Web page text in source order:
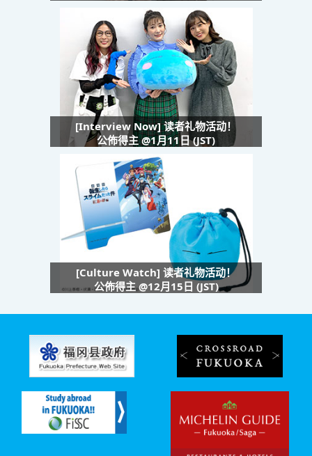
[Interview Now] 读者礼物活动！
公佈得主 @1月11日 (JST)
[Culture Watch] 读者礼物活动！
公佈得主 @12月15日 (JST)